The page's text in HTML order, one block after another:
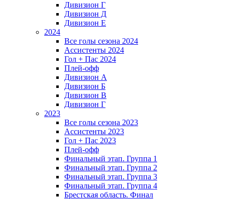
Дивизион Г
Дивизион Д
Дивизион Е
2024
Все голы сезона 2024
Ассистенты 2024
Гол + Пас 2024
Плей-офф
Дивизион A
Дивизион Б
Дивизион В
Дивизион Г
2023
Все голы сезона 2023
Ассистенты 2023
Гол + Пас 2023
Плей-офф
Финальный этап. Группа 1
Финальный этап. Группа 2
Финальный этап. Группа 3
Финальный этап. Группа 4
Брестская область. Финал